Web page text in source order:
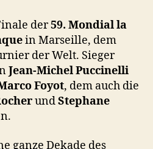
der59. Mondial la
in Marseille, dem
der Welt. Sieger
Jean-Michel Puccinelli
Foyot, dem auch die
undStephane
ganze Dekade des